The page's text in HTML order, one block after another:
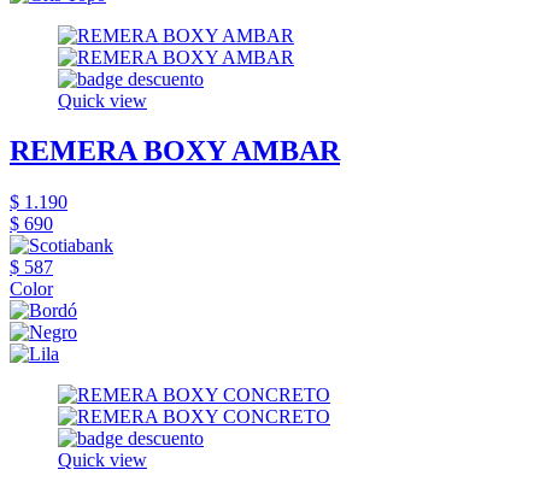
Quick view
REMERA BOXY AMBAR
$ 1.190
$ 690
$ 587
Color
Quick view